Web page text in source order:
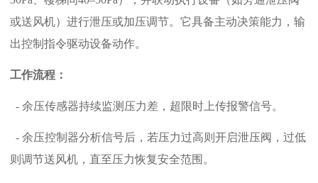
或送风机）进行泄压或加压调节。它具备主动决策能力，输
出控制指令驱动设备动作。
工作流程：
- 余压传感器持续监测压力差，超限时上传报警信号。
- 余压控制器分析信号后，若压力过高则开启泄压阀，过低
则调节送风机，直至压力恢复安全范围。